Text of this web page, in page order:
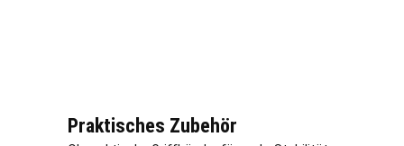
Praktisches Zubehör